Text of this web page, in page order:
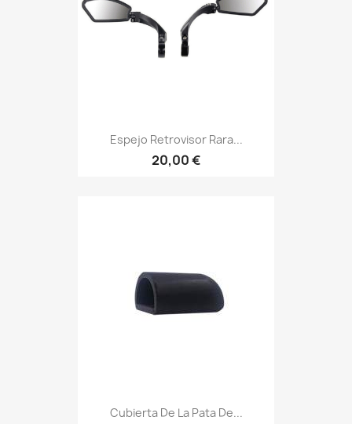
Espejo Retrovisor Rara...
20,00 €
Cubierta De La Pata De...